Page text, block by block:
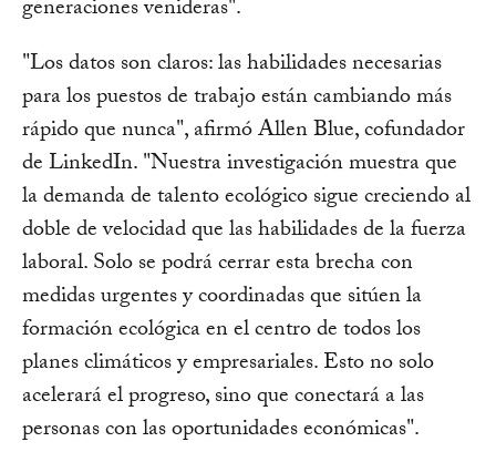
generaciones venideras".
"Los datos son claros: las habilidades necesarias
para los puestos de trabajo están cambiando más
rápido que nunca", afirmó Allen Blue, cofundador
de LinkedIn. "Nuestra investigación muestra que
la demanda de talento ecológico sigue creciendo al
doble de velocidad que las habilidades de la fuerza
laboral. Solo se podrá cerrar esta brecha con
medidas urgentes y coordinadas que sitúen la
formación ecológica en el centro de todos los
planes climáticos y empresariales. Esto no solo
acelerará el progreso, sino que conectará a las
personas con las oportunidades económicas".